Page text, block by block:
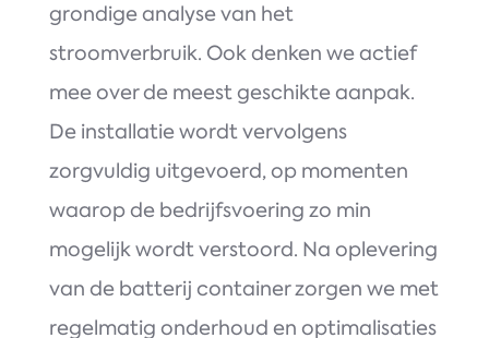
grondige analyse van het
stroomverbruik. Ook denken we actief
mee over de meest geschikte aanpak.
De installatie wordt vervolgens
zorgvuldig uitgevoerd, op momenten
waarop de bedrijfsvoering zo min
mogelijk wordt verstoord. Na oplevering
van de batterij container zorgen we met
regelmatig onderhoud en optimalisaties